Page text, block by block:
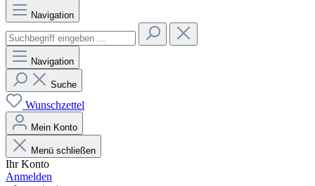
Navigation
Navigation
Suche
Wunschzettel
Mein Konto
Menü schließen
Ihr Konto
Anmelden